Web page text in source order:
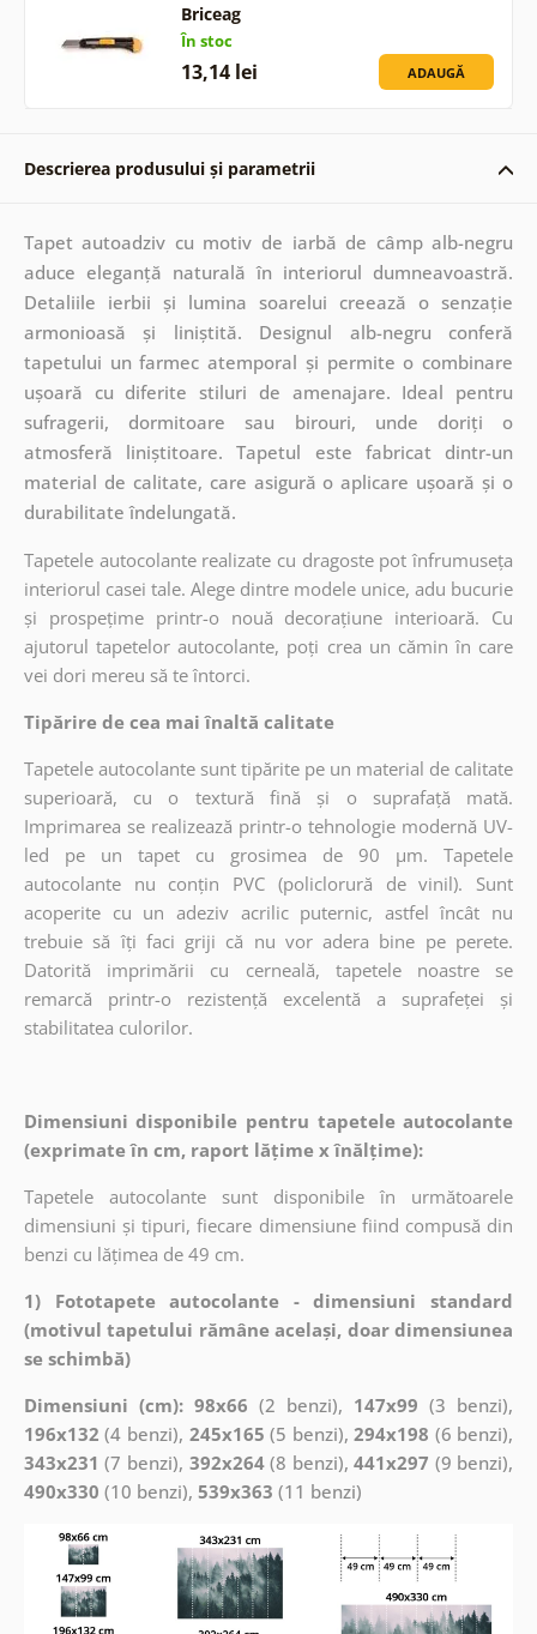
Briceag
În stoc
13,14 lei ADAUGĂ
Descrierea produsului și parametrii
Tapet autoadziv cu motiv de iarbă de câmp alb-negru
aduce eleganță naturală în interiorul dumneavoastră.
Detaliile ierbii și lumina soarelui creează o senzație
armonioasă și liniștită. Designul alb-negru conferă
tapetului un farmec atemporal și permite o combinare
ușoară cu diferite stiluri de amenajare. Ideal pentru
sufragerii, dormitoare sau birouri, unde doriți o
atmosferă liniștitoare. Tapetul este fabricat dintr-un
material de calitate, care asigură o aplicare ușoară și o
durabilitate îndelungată.
Tapetele autocolante realizate cu dragoste pot înfrumuseța
interiorul casei tale. Alege dintre modele unice, adu bucurie
și prospețime printr-o nouă decorațiune interioară. Cu
ajutorul tapetelor autocolante, poți crea un cămin în care
vei dori mereu să te întorci.
Tipărire de cea mai înaltă calitate
Tapetele autocolante sunt tipărite pe un material de calitate
superioară, cu o textură fină și o suprafață mată.
Imprimarea se realizează printr-o tehnologie modernă UV-
led pe un tapet cu grosimea de 90 µm. Tapetele
autocolante nu conțin PVC (policlorură de vinil). Sunt
acoperite cu un adeziv acrilic puternic, astfel încât nu
trebuie să îți faci griji că nu vor adera bine pe perete.
Datorită imprimării cu cerneală, tapetele noastre se
remarcă printr-o rezistență excelentă a suprafeței și
stabilitatea culorilor.
Dimensiuni disponibile pentru tapetele autocolante
(exprimate în cm, raport lățime x înălțime):
Tapetele autocolante sunt disponibile în următoarele
dimensiuni și tipuri, fiecare dimensiune fiind compusă din
benzi cu lățimea de 49 cm.
1) Fototapete autocolante - dimensiuni standard
(motivul tapetului rămâne același, doar dimensiunea
se schimbă)
Dimensiuni (cm): 98x66 (2 benzi), 147x99 (3 benzi),
196x132 (4 benzi), 245x165 (5 benzi),294x198 (6 benzi),
343x231 (7 benzi), 392x264(8 benzi),441x297 (9 benzi),
490x330 (10 benzi), 539x363 (11 benzi)